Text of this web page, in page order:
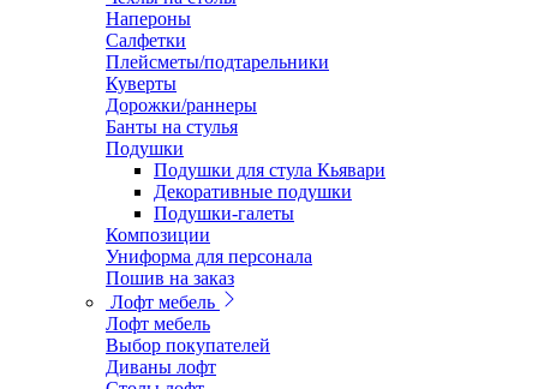
Напероны
Салфетки
Плейсметы/подтарельники
Куверты
Дорожки/раннеры
Банты на стулья
Подушки
Подушки для стула Кьявари
Декоративные подушки
Подушки-галеты
Композиции
Униформа для персонала
Пошив на заказ
Лофт мебель
Лофт мебель
Выбор покупателей
Диваны лофт